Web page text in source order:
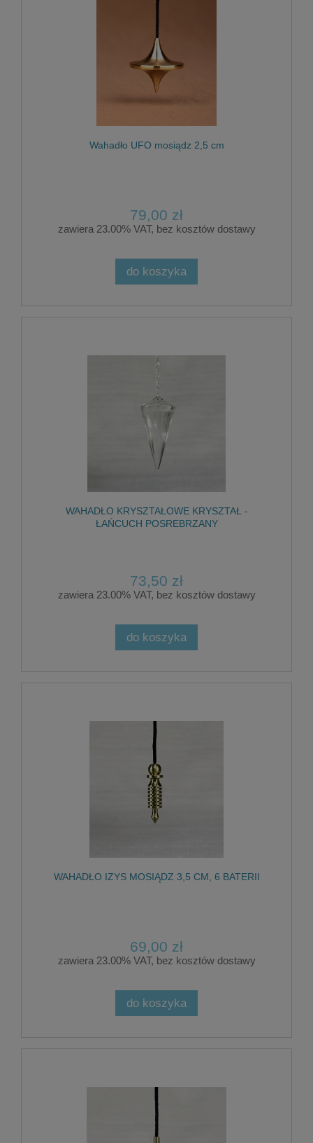
Wahadło UFO mosiądz 2,5 cm
79,00 zł
zawiera 23.00% VAT, bez kosztów dostawy
do koszyka
WAHADŁO KRYSZTAŁOWE KRYSZTAŁ -
ŁAŃCUCH POSREBRZANY
73,50 zł
zawiera 23.00% VAT, bez kosztów dostawy
do koszyka
WAHADŁO IZYS MOSIĄDZ 3,5 CM, 6 BATERII
69,00 zł
zawiera 23.00% VAT, bez kosztów dostawy
do koszyka